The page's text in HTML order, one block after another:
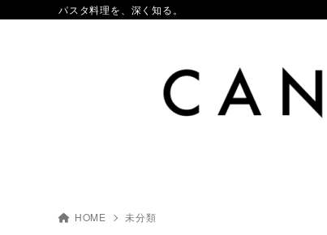
パスタ料理を、深く知る。
HOME 未分類